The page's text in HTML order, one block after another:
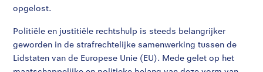
opgelost.
Politiële en justitiële rechtshulp is steeds belangrijker
geworden in de strafrechtelijke samenwerking tussen de
Lidstaten van de Europese Unie (EU). Mede gelet op het